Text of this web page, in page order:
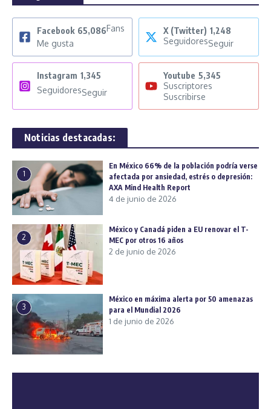
Facebook 65,086Fans
Me gusta
X (Twitter) 1,248
SeguidoresSeguir
Instagram 1,345
SeguidoresSeguir
Youtube 5,345
Suscriptores
Suscribirse
Noticias destacadas:
1
En México 66% de la población podría verse
afectada por ansiedad, estrés o depresión:
AXA Mind Health Report
4 de junio de 2026
2
México y Canadá piden a EU renovar el T-
MEC por otros 16 años
2 de junio de 2026
3
México en máxima alerta por 50 amenazas
para el Mundial 2026
1 de junio de 2026